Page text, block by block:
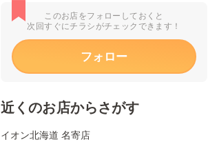
このお店をフォローしておくと
次回すぐにチラシがチェックできます！
フォロー
近くのお店からさがす
イオン北海道 名寄店